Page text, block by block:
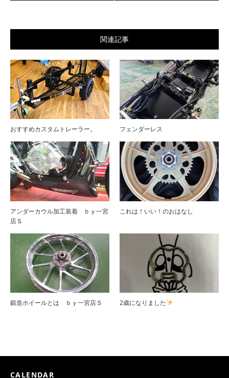
関連記事
おすすめカスタムトレーラー。 フェンダーレス
アンダーカウル加工装着 ｂｙ一宮
店Ｓ
これは！いい！のおはなし
鍛造ホイールとは ｂｙ一宮店Ｓ 2歳になりました
CALENDAR